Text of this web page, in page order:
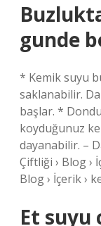
gunde
* Kemik suyu
saklanabilir.
başlar. *
koyduğunuz
dayanabilir. –
Çiftliği › Blog ›
Blog › İçerik ›
Et suyu